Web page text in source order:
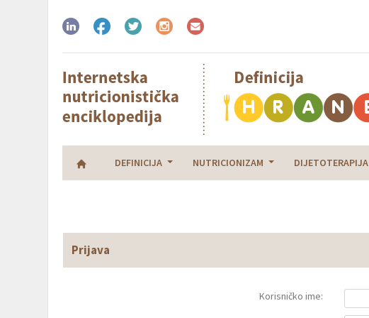
DEFINICIJA NUTRICIONIZAM DIJETOTERAPIJA
Prijava
Korisničko ime: